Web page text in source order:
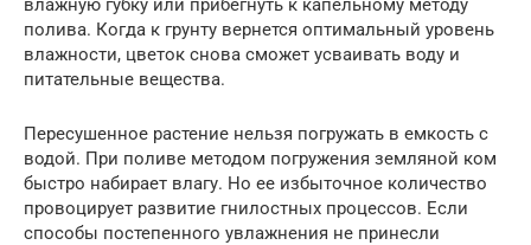
полива. Когда к грунту вернется оптимальный уровень
влажности, цветок снова сможет усваивать воду и
питательные вещества.
Пересушенное растение нельзя погружать в емкость с
водой. При поливе методом погружения земляной ком
быстро набирает влагу. Но ее избыточное количество
провоцирует развитие гнилостных процессов. Если
способы постепенного увлажнения не принесли